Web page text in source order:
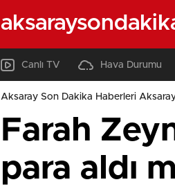
Canlı TV Hava Durumu
Aksaray Son Dakika Haberleri
Farah
para aldı